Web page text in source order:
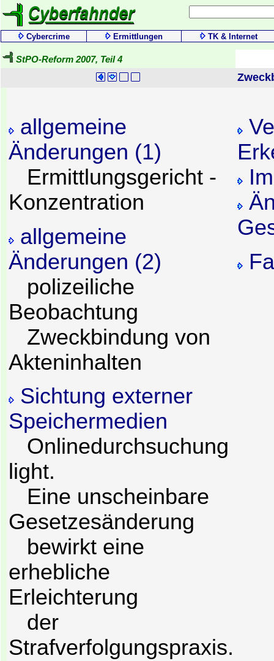
Cybercrime Ermittlungen TK & Internet
StPO-Reform 2007, Teil 4
allgemeine
Änderungen (1)
Ermittlungsgericht -
Konzentration
allgemeine
Änderungen (2)
polizeiliche
Beobachtung
Zweckbindung von
Akteninhalten
Sichtung externer
Speichermedien
Onlinedurchsuchung
light.
Eine unscheinbare
Gesetzesänderung
bewirkt eine
erhebliche
Erleichterung
der
Strafverfolgungspraxis.